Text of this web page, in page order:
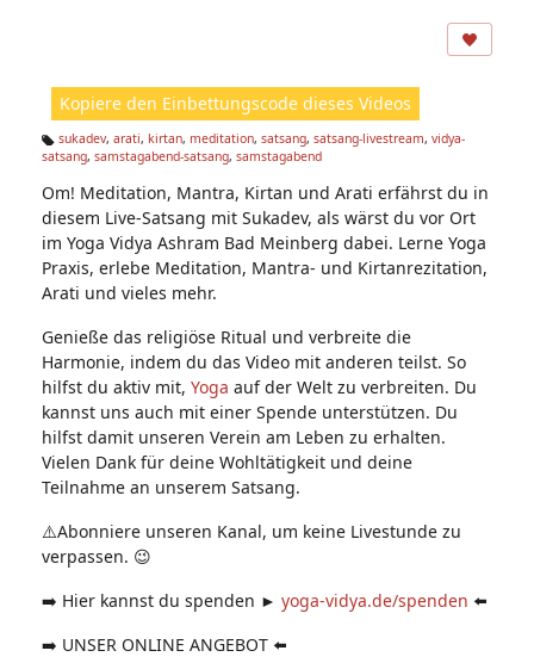
ic
n:
Kopiere den Einbettungscode dieses Videos
Ta
s:
sukadev, arati, kirtan, meditation, satsang, satsang-livestream, vidya-
satsang, samstagabend-satsang, samstagabend
Om! Meditation, Mantra, Kirtan und Arati erfährst du in
diesem Live-Satsang mit Sukadev, als wärst du vor Ort
im Yoga Vidya Ashram Bad Meinberg dabei. Lerne Yoga
Praxis, erlebe Meditation, Mantra- und Kirtanrezitation,
Arati und vieles mehr.
Genieße das religiöse Ritual und verbreite die
Harmonie, indem du das Video mit anderen teilst. So
hilfst du aktiv mit, Yoga auf der Welt zu verbreiten. Du
kannst uns auch mit einer Spende unterstützen. Du
hilfst damit unseren Verein am Leben zu erhalten.
Vielen Dank für deine Wohltätigkeit und deine
Teilnahme an unserem Satsang.
⚠️Abonniere unseren Kanal, um keine Livestunde zu
verpassen. 😉
➡️ Hier kannst du spenden ► yoga-vidya.de/spenden ⬅️
➡️ UNSER ONLINE ANGEBOT ⬅️